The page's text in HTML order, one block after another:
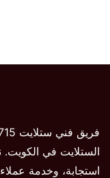
الستلايت في الكويت.
استجابة، وخدمة